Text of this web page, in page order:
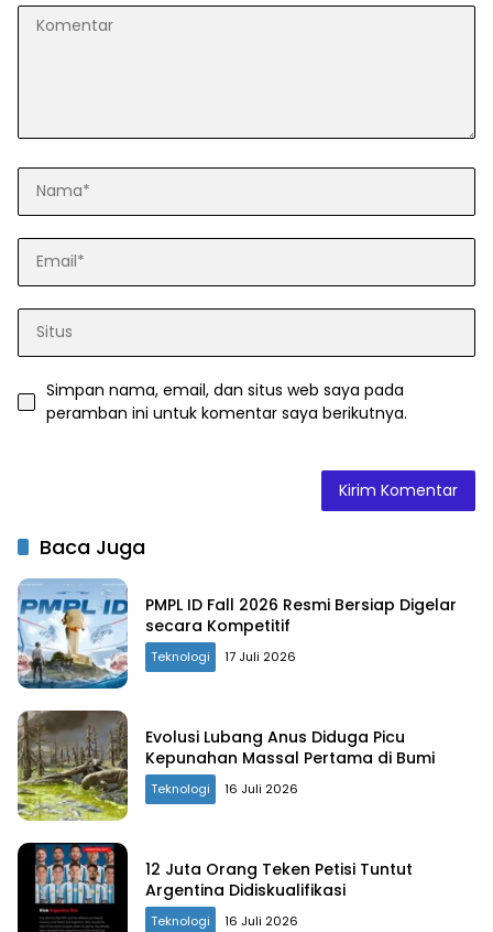
Simpan nama, email, dan situs web saya pada
peramban ini untuk komentar saya berikutnya.
Baca Juga
PMPL ID Fall 2026 Resmi Bersiap Digelar
secara Kompetitif
Teknologi 17 Juli 2026
Evolusi Lubang Anus Diduga Picu
Kepunahan Massal Pertama di Bumi
Teknologi 16 Juli 2026
12 Juta Orang Teken Petisi Tuntut
Argentina Didiskualifikasi
Teknologi 16 Juli 2026